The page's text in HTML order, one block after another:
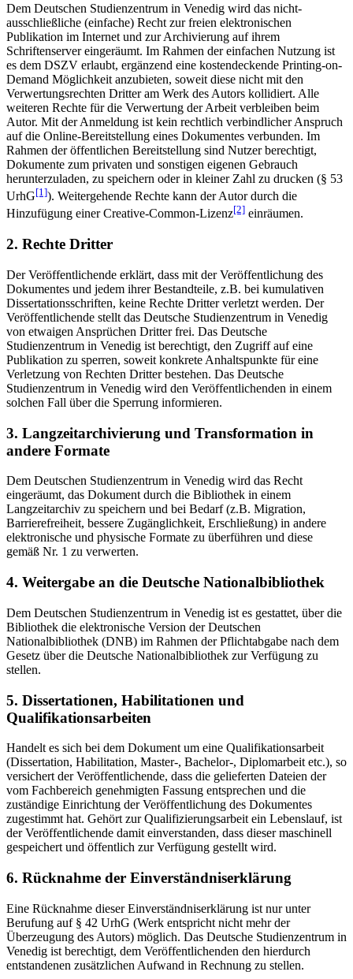
Dem Deutschen Studienzentrum in Venedig wird das nicht-
ausschließliche (einfache) Recht zur freien elektronischen
Publikation im Internet und zur Archivierung auf ihrem
Schriftenserver eingeräumt. Im Rahmen der einfachen Nutzung ist
es dem DSZV erlaubt, ergänzend eine kostendeckende Printing-on-
Demand Möglichkeit anzubieten, soweit diese nicht mit den
Verwertungsrechten Dritter am Werk des Autors kollidiert. Alle
weiteren Rechte für die Verwertung der Arbeit verbleiben beim
Autor. Mit der Anmeldung ist kein rechtlich verbindlicher Anspruch
auf die Online-Bereitstellung eines Dokumentes verbunden. Im
Rahmen der öffentlichen Bereitstellung sind Nutzer berechtigt,
Dokumente zum privaten und sonstigen eigenen Gebrauch
herunterzuladen, zu speichern oder in kleiner Zahl zu drucken (§ 53
UrhG[1]). Weitergehende Rechte kann der Autor durch die
Hinzufügung einer Creative-Common-Lizenz[2] einräumen.
2. Rechte Dritter
Der Veröffentlichende erklärt, dass mit der Veröffentlichung des
Dokumentes und jedem ihrer Bestandteile, z.B. bei kumulativen
Dissertationsschriften, keine Rechte Dritter verletzt werden. Der
Veröffentlichende stellt das Deutsche Studienzentrum in Venedig
von etwaigen Ansprüchen Dritter frei. Das Deutsche
Studienzentrum in Venedig ist berechtigt, den Zugriff auf eine
Publikation zu sperren, soweit konkrete Anhaltspunkte für eine
Verletzung von Rechten Dritter bestehen. Das Deutsche
Studienzentrum in Venedig wird den Veröffentlichenden in einem
solchen Fall über die Sperrung informieren.
3. Langzeitarchivierung und Transformation in
andere Formate
Dem Deutschen Studienzentrum in Venedig wird das Recht
eingeräumt, das Dokument durch die Bibliothek in einem
Langzeitarchiv zu speichern und bei Bedarf (z.B. Migration,
Barrierefreiheit, bessere Zugänglichkeit, Erschließung) in andere
elektronische und physische Formate zu überführen und diese
gemäß Nr. 1 zu verwerten.
4. Weitergabe an die Deutsche Nationalbibliothek
Dem Deutschen Studienzentrum in Venedig ist es gestattet, über die
Bibliothek die elektronische Version der Deutschen
Nationalbibliothek (DNB) im Rahmen der Pflichtabgabe nach dem
Gesetz über die Deutsche Nationalbibliothek zur Verfügung zu
stellen.
5. Dissertationen, Habilitationen und
Qualifikationsarbeiten
Handelt es sich bei dem Dokument um eine Qualifikationsarbeit
(Dissertation, Habilitation, Master-, Bachelor-, Diplomarbeit etc.), so
versichert der Veröffentlichende, dass die gelieferten Dateien der
vom Fachbereich genehmigten Fassung entsprechen und die
zuständige Einrichtung der Veröffentlichung des Dokumentes
zugestimmt hat. Gehört zur Qualifizierungsarbeit ein Lebenslauf, ist
der Veröffentlichende damit einverstanden, dass dieser maschinell
gespeichert und öffentlich zur Verfügung gestellt wird.
6. Rücknahme der Einverständniserklärung
Eine Rücknahme dieser Einverständniserklärung ist nur unter
Berufung auf § 42 UrhG (Werk entspricht nicht mehr der
Überzeugung des Autors) möglich. Das Deutsche Studienzentrum in
Venedig ist berechtigt, dem Veröffentlichenden den hierdurch
entstandenen zusätzlichen Aufwand in Rechnung zu stellen.